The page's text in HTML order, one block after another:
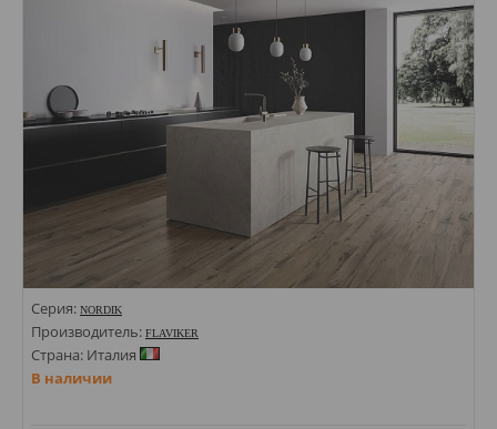
Серия: NORDIK
Производитель: FLAVIKER
Страна: Италия
В наличии